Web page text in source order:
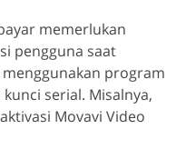
memerlukan
pengguna saat
program
serial. Misalnya,
Movavi Video